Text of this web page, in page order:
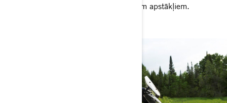
Normal), kas pielāgo dzinēju konkrētiem apstākļiem.